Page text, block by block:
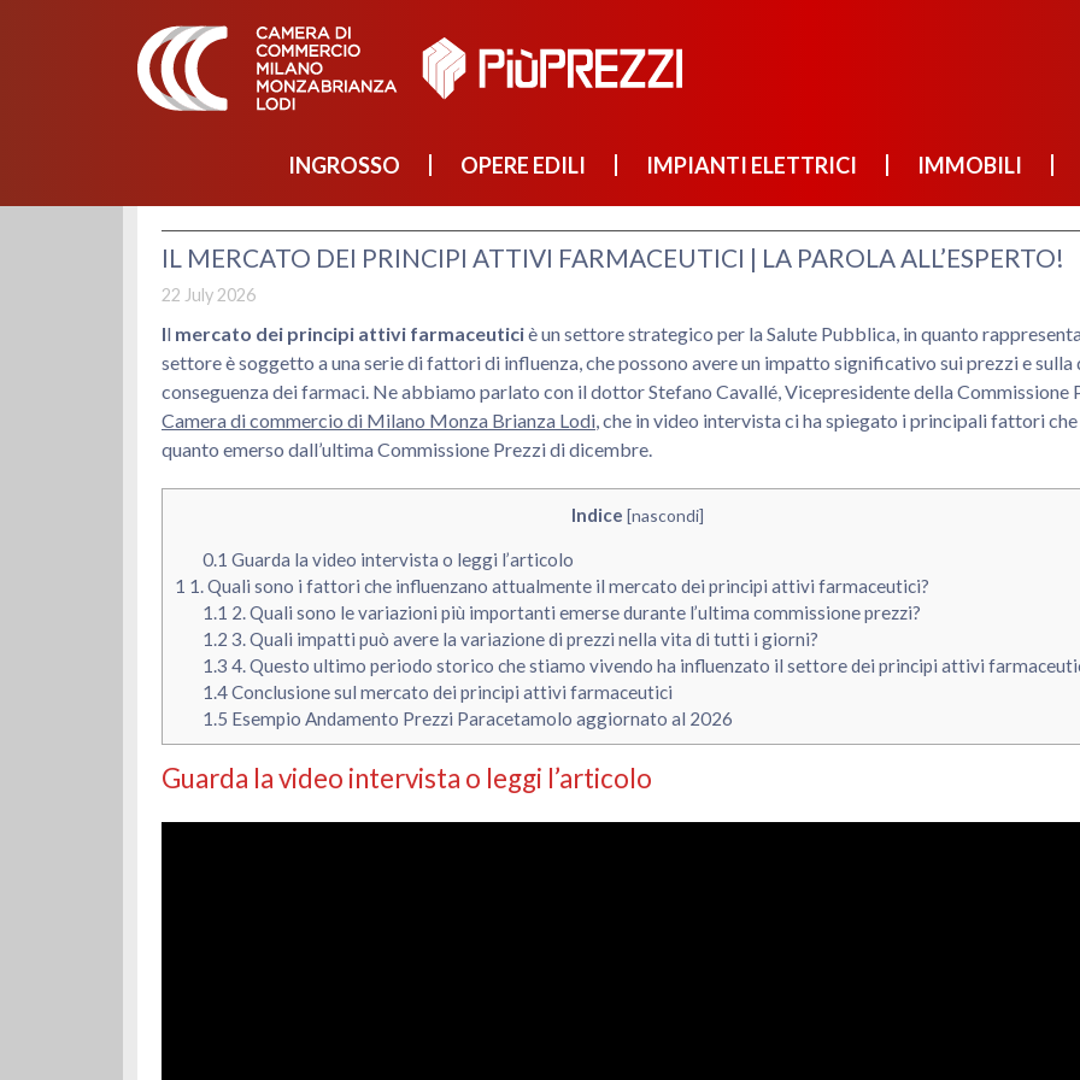
INGROSSO OPERE EDILI IMPIANTI ELETTRICI IMMOBILI
IL MERCATO DEI PRINCIPI ATTIVI FARMACEUTICI | LA PAROLA ALL’ESPERTO!
22 July 2026
Il mercato dei principi attivi farmaceuticiè un settore strategico per la Salute Pubblica, in quanto
settore è soggetto a una serie di fattori di influenza, che possono avere un impatto significativo sui prezzi e
conseguenza dei farmaci. Ne abbiamo parlato con il dottor Stefano Cavallé, Vicepresidente della
Camera di commercio di Milano Monza Brianza Lodi, che in video intervista ci ha spiegato i principali fattori
quanto emerso dall’ultima Commissione Prezzi di dicembre.
Indice [nascondi]
0.1 Guarda la video intervista o leggi l’articolo
1 1. Quali sono i fattori che influenzano attualmente il mercato dei principi attivi farmaceutici?
1.1 2. Quali sono le variazioni più importanti emerse durante l’ultima commissione prezzi?
1.2 3. Quali impatti può avere la variazione di prezzi nella vita di tutti i giorni?
1.3 4. Questo ultimo periodo storico che stiamo vivendo ha influenzato il settore dei principi attivi
1.4Conclusione sul mercato dei principi attivi farmaceutici
1.5 Esempio Andamento Prezzi Paracetamolo aggiornato al 2026
Guarda la video intervista o leggi l’articolo